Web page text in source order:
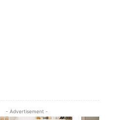
- Advertisement -